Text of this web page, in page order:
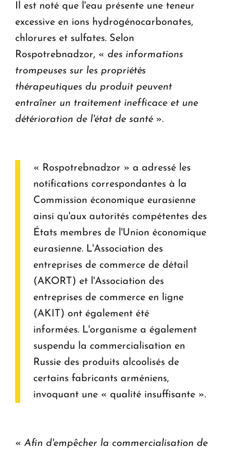
Il est noté que l'eau présente une teneur
excessive en ions hydrogénocarbonates,
chlorures et sulfates. Selon
Rospotrebnadzor, « des informations
trompeuses sur les propriétés
thérapeutiques du produit peuvent
entraîner un traitement inefficace et une
détérioration de l'état de santé ».
« Rospotrebnadzor » a adressé les
notifications correspondantes à la
Commission économique eurasienne
ainsi qu'aux autorités compétentes des
États membres de l'Union économique
eurasienne. L'Association des
entreprises de commerce de détail
(AKORT) et l'Association des
entreprises de commerce en ligne
(AKIT) ont également été
informées. L'organisme a également
suspendu la commercialisation en
Russie des produits alcoolisés de
certains fabricants arméniens,
invoquant une « qualité insuffisante ».
« Afin d'empêcher la commercialisation de